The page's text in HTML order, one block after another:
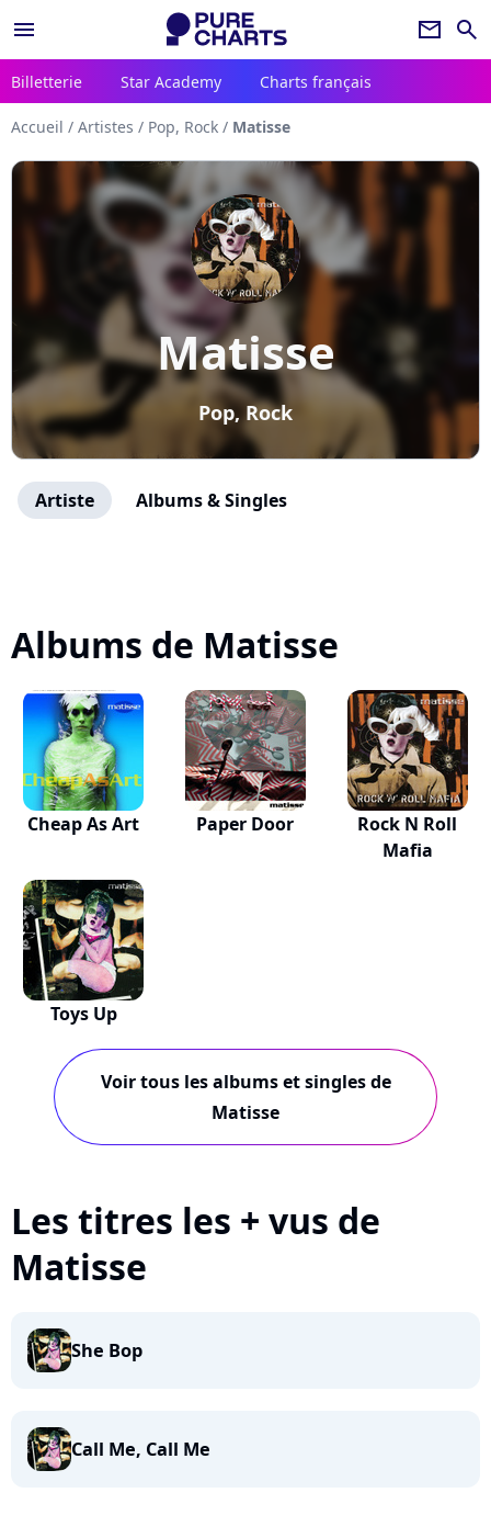
menu newsletter search
Billetterie Star Academy Charts français
Accueil / Artistes / Pop, Rock / Matisse
Matisse
Pop, Rock
Artiste Albums & Singles
Albums de Matisse
Cheap As Art Paper Door
Rock N Roll
Mafia
Toys Up
Voir tous les albums et singles de
Matisse
Les titres les + vus de
Matisse
She Bop
Call Me, Call Me